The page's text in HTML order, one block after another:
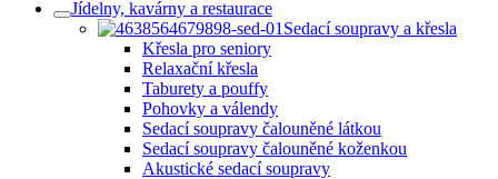
Jídelny, kavárny a restaurace
Sedací soupravy a křesla
Křesla pro seniory
Relaxační křesla
Taburety a pouffy
Pohovky a válendy
Sedací soupravy čalouněné látkou
Sedací soupravy čalouněné koženkou
Akustické sedací soupravy